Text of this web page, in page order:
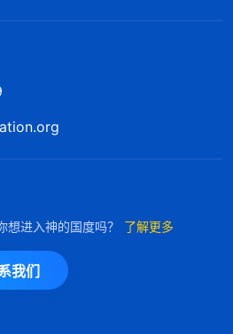
进入神的国度吗？ 了解更多
我们